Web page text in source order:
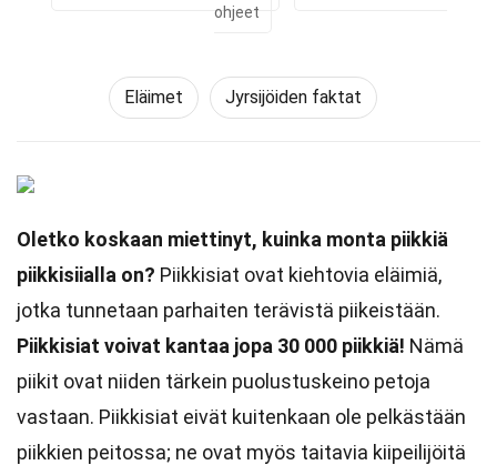
ohjeet
Eläimet Jyrsijöiden faktat
Oletko koskaan miettinyt, kuinka monta piikkiä
piikkisiialla on? Piikkisiat ovat kiehtovia eläimiä,
jotka tunnetaan parhaiten terävistä piikeistään.
Piikkisiat voivat kantaa jopa 30 000 piikkiä! Nämä
piikit ovat niiden tärkein puolustuskeino petoja
vastaan. Piikkisiat eivät kuitenkaan ole pelkästään
piikkien peitossa; ne ovat myös taitavia kiipeilijöitä